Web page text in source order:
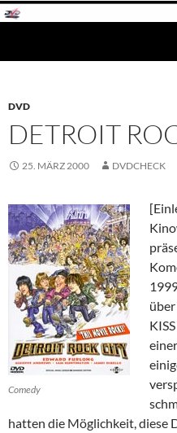
Zum
DVD
DETROIT
25. MÄRZ 2000 DVDCHECK
Comedy
hatten die Möglichkeit, diese